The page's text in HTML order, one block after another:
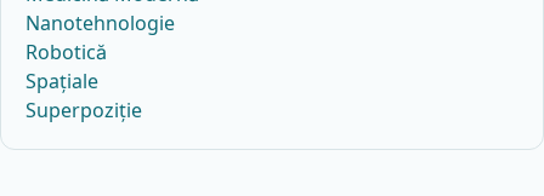
Nanotehnologie
Robotică
Spațiale
Superpoziție